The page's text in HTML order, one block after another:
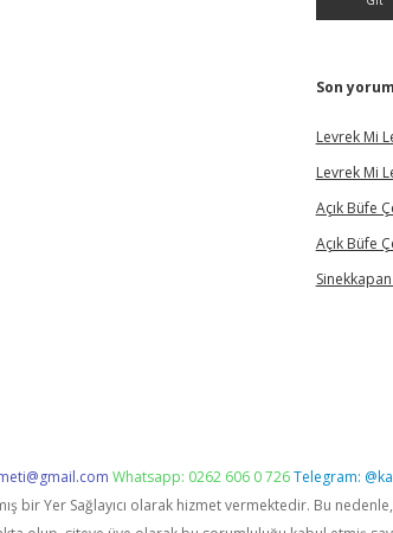
Son
Levrek Mi
Levrek Mi
Açık Büfe
Açık Büfe
Whatsapp: 0262 606 0 726Telegram:
bir Yer Sağlayıcı olarak hizmet vermektedir. Bu